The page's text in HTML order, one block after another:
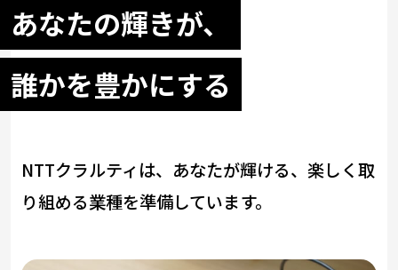
あなたの輝きが、
誰かを豊かにする
NTTクラルティは、あなたが輝ける、楽しく取
り組める業種を準備しています。